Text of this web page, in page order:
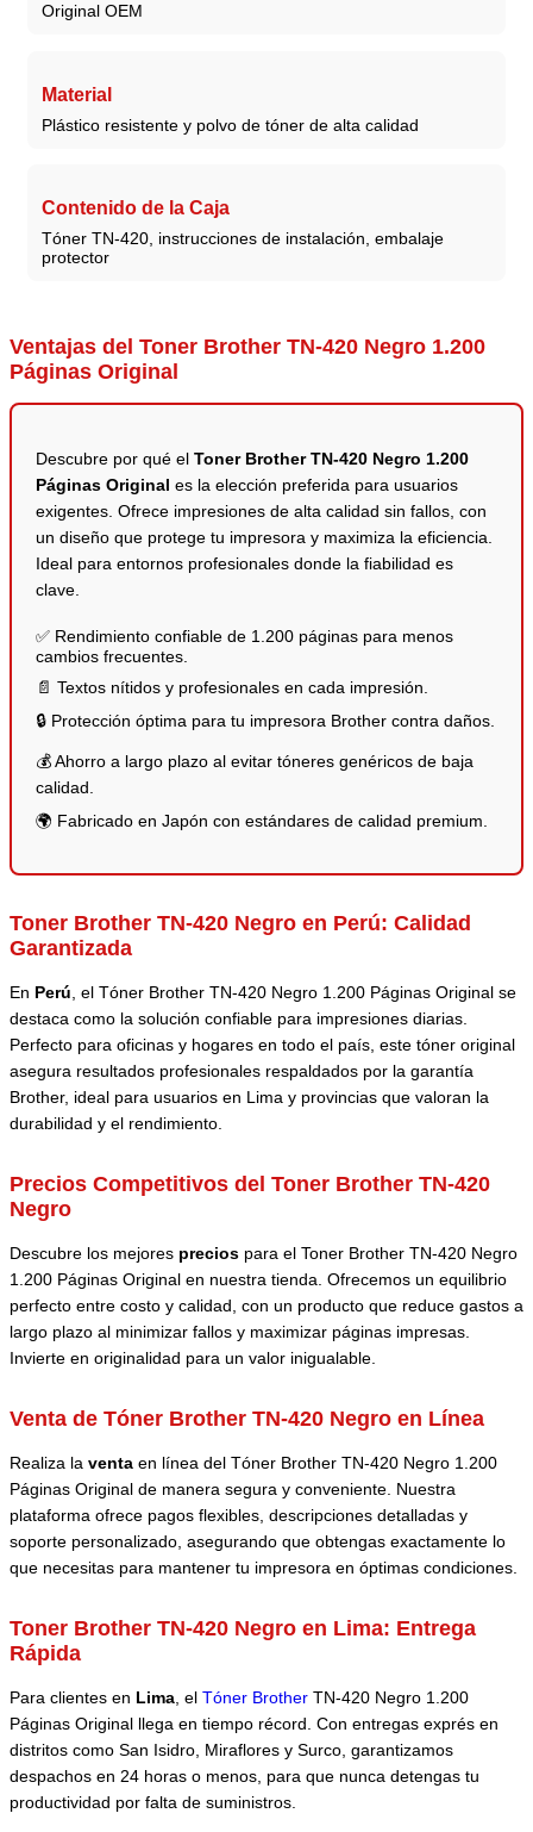
Original OEM
Material
Plástico resistente y polvo de tóner de alta calidad
Contenido de la Caja
Tóner TN-420, instrucciones de instalación, embalaje
protector
Ventajas del Toner Brother TN-420 Negro 1.200
Páginas Original
Descubre por qué el Toner Brother TN-420 Negro 1.200
Páginas Original es la elección preferida para usuarios
exigentes. Ofrece impresiones de alta calidad sin fallos, con
un diseño que protege tu impresora y maximiza la eficiencia.
Ideal para entornos profesionales donde la fiabilidad es
clave.
✅ Rendimiento confiable de 1.200 páginas para menos
cambios frecuentes.
📄 Textos nítidos y profesionales en cada impresión.
🔒 Protección óptima para tu impresora Brother contra daños.
💰 Ahorro a largo plazo al evitar tóneres genéricos de baja
calidad.
🌍 Fabricado en Japón con estándares de calidad premium.
Toner Brother TN-420 Negro en Perú: Calidad
Garantizada
En Perú, el Tóner Brother TN-420 Negro 1.200 Páginas Original se
destaca como la solución confiable para impresiones diarias.
Perfecto para oficinas y hogares en todo el país, este tóner original
asegura resultados profesionales respaldados por la garantía
Brother, ideal para usuarios en Lima y provincias que valoran la
durabilidad y el rendimiento.
Precios Competitivos del Toner Brother TN-420
Negro
Descubre los mejores precios para el Toner Brother TN-420 Negro
1.200 Páginas Original en nuestra tienda. Ofrecemos un equilibrio
perfecto entre costo y calidad, con un producto que reduce gastos a
largo plazo al minimizar fallos y maximizar páginas impresas.
Invierte en originalidad para un valor inigualable.
Venta de Tóner Brother TN-420 Negro en Línea
Realiza la venta en línea del Tóner Brother TN-420 Negro 1.200
Páginas Original de manera segura y conveniente. Nuestra
plataforma ofrece pagos flexibles, descripciones detalladas y
soporte personalizado, asegurando que obtengas exactamente lo
que necesitas para mantener tu impresora en óptimas condiciones.
Toner Brother TN-420 Negro en Lima: Entrega
Rápida
Para clientes en Lima, el Tóner Brother TN-420 Negro 1.200
Páginas Original llega en tiempo récord. Con entregas exprés en
distritos como San Isidro, Miraflores y Surco, garantizamos
despachos en 24 horas o menos, para que nunca detengas tu
productividad por falta de suministros.